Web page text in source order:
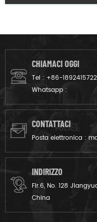
CHIAMACI OGGI
Tel : +86-
Whatsapp :
CONTATTACI
Posta elettronica :
INDIRIZZO
Flr.6, No. 128
China